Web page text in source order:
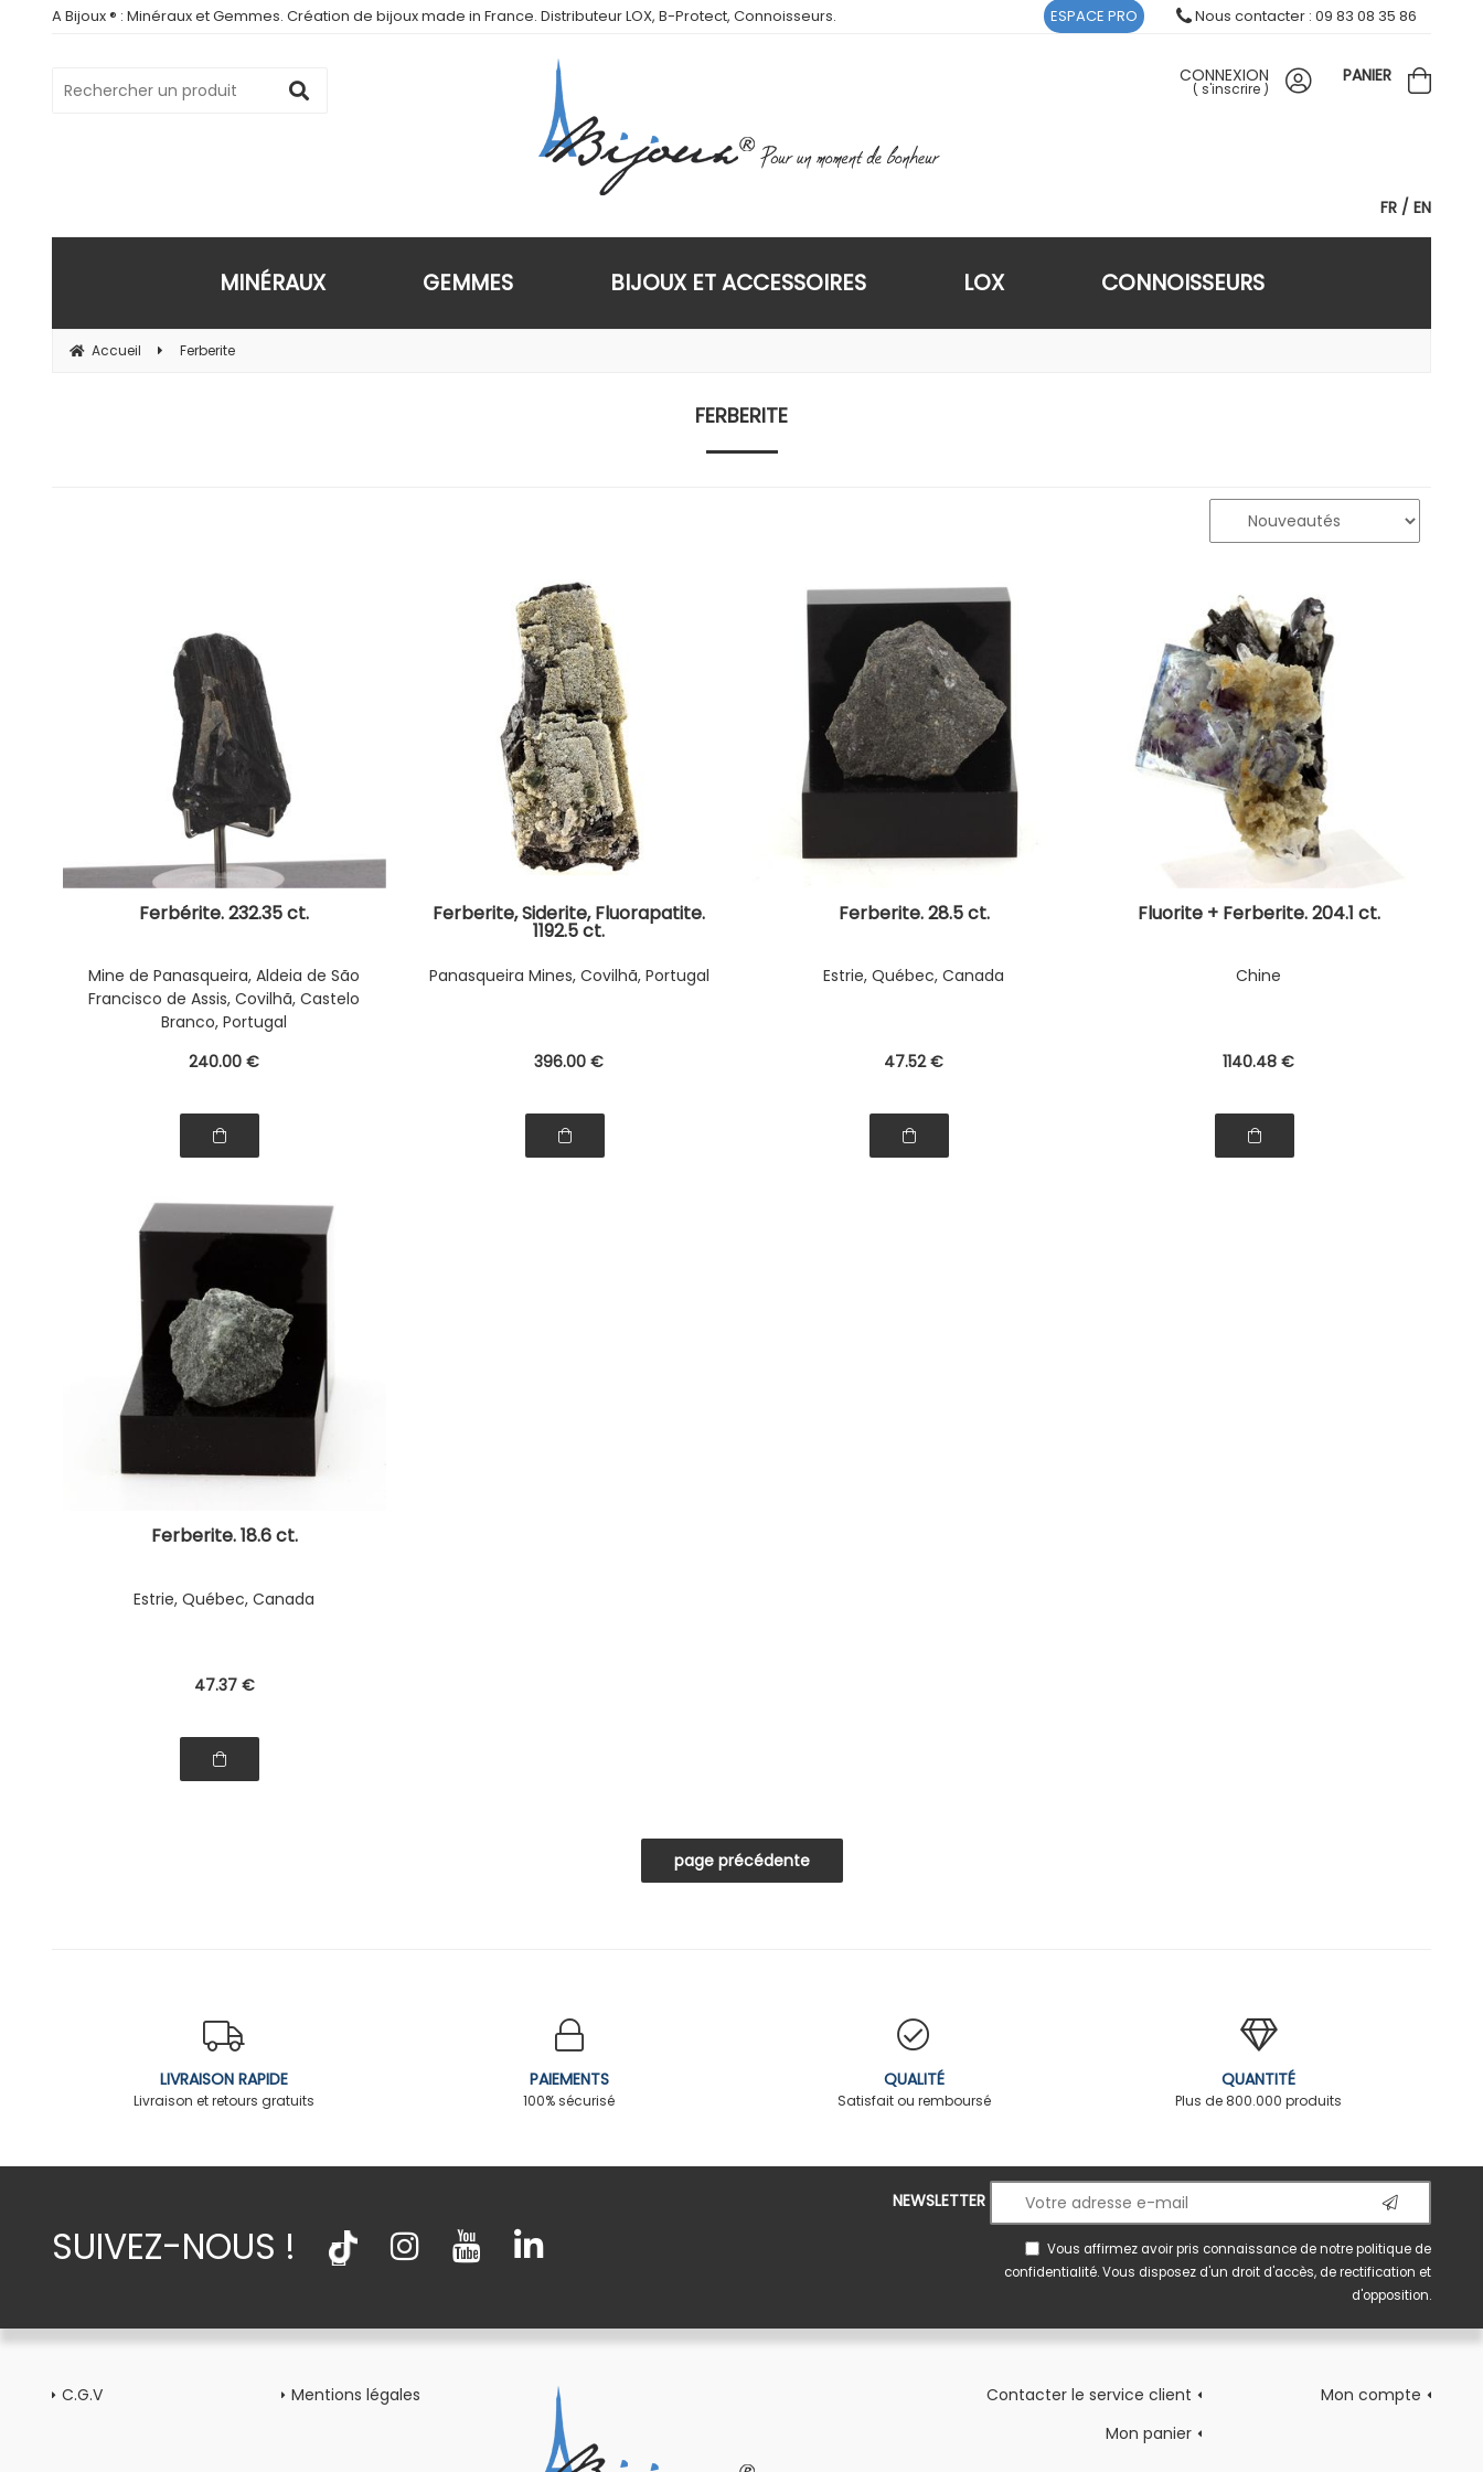
A Bijoux ® : Minéraux et Gemmes. Création de bijoux made in France. Distributeur LOX, B-Protect, Connoisseurs.
FR EN
CONNEXION
( s'inscrire )
PANIER
MINÉRAUX GEMMES BIJOUX ET ACCESSOIRES LOX CONNOISSEURS
Accueil Ferberite
FERBERITE
Ferbérite. 232.35 ct.
Mine de Panasqueira, Aldeia de São
Francisco de Assis, Covilhã, Castelo
Branco, Portugal
240.00 €
Ferberite, Siderite, Fluorapatite.
1192.5 ct.
Panasqueira Mines, Covilhã, Portugal
396.00 €
Ferberite. 28.5 ct.
Estrie, Québec, Canada
47.52 €
Fluorite + Ferberite. 204.1 ct.
Chine
1140.48 €
Ferberite. 18.6 ct.
Estrie, Québec, Canada
47.37 €
ESPACE PRO Nous contacter : 09 83 08 35 86
LIVRAISON RAPIDE
Livraison et retours gratuits
PAIEMENTS
100% sécurisé
QUALITÉ
Satisfait ou remboursé
QUANTITÉ
Plus de 800.000 produits
SUIVEZ-NOUS !
NEWSLETTER
Vous affirmez avoir pris connaissance de notrepolitique de
confidentialité. Vous disposez d'un droit d'accès, de rectification et
d'opposition.
C.G.V Mentions légales Contacter le service client
Mon compte
Mon panier